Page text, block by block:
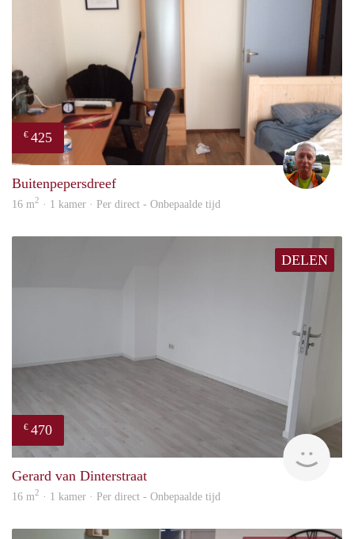
€ 425
wim
Buitenpepersdreef
16 m2 · 1 kamer · Per direct - Onbepaalde tijd
DELEN
€ 470
Gerard van Dinterstraat
16 m2 · 1 kamer · Per direct - Onbepaalde tijd